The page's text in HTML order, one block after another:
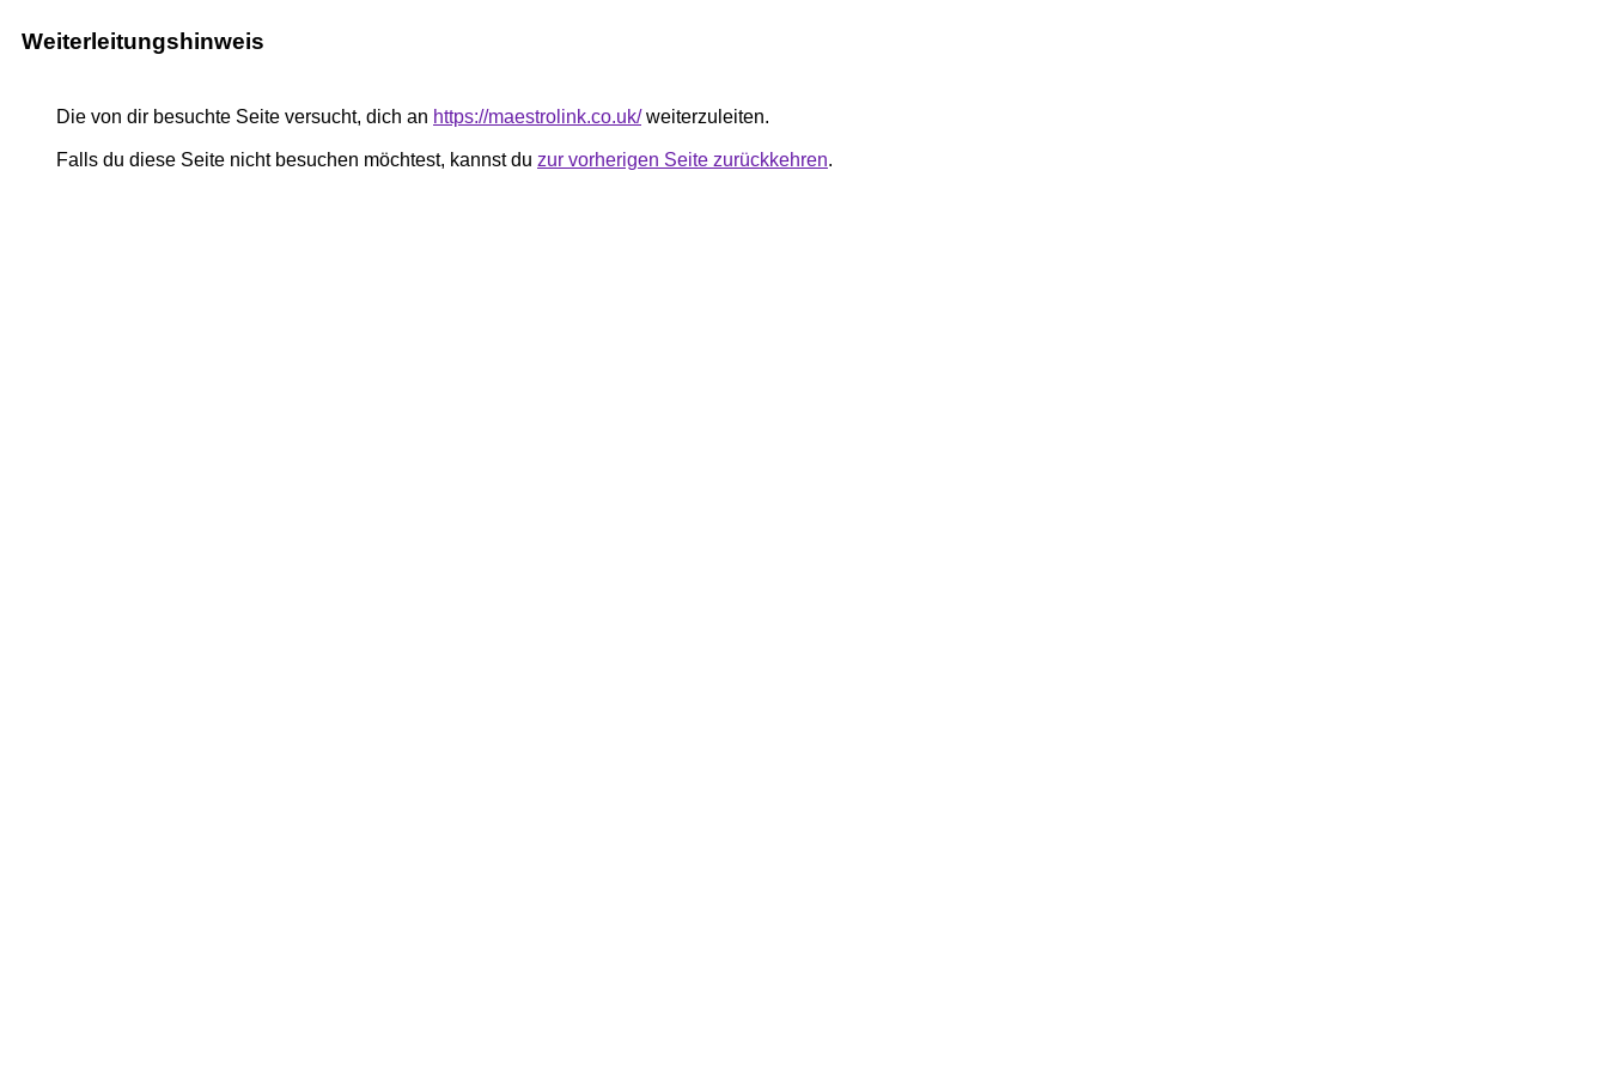
Weiterleitungshinweis
Die von dir besuchte Seite versucht, dich an https://maestrolink.co.uk/weiterzuleiten.
Falls du diese Seite nicht besuchen möchtest, kannst du zur vorherigen Seite zurückkehren.